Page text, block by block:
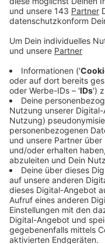
Anzeige
den Wittener, seine
getötet zu haben.
vermisst und von
die
Witten-Herbede
eingesetzten
Festnahme des
in
Möglicherweise
Tatverdächtigen,
Tigra, im Raum
Fotos der Autos